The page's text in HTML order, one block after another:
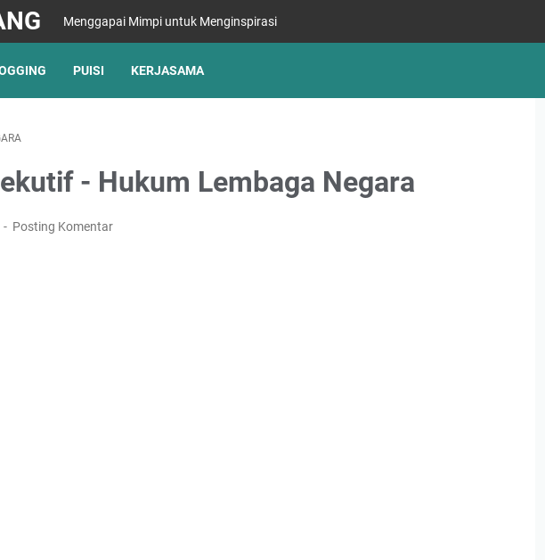
Menggapai Mimpi untuk Menginspirasi
PUISI KERJASAMA
- Hukum Lembaga Negara
Posting Komentar